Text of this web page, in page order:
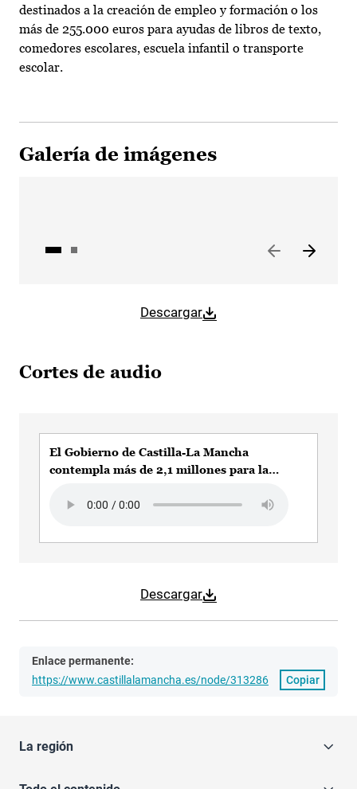
destinados a la creación de empleo y formación o los
más de 255.000 euros para ayudas de libros de texto,
comedores escolares, escuela infantil o transporte
escolar.
Galería de imágenes
Descargar
Cortes de audio
Descargar
El Gobierno de Castilla-La Mancha
contempla más de 2,1 millones para la
en Argamasilla de Calatrava
Enlace permanente:
https://www.castillalamancha.es/node/313286
Copiar
La región